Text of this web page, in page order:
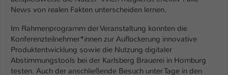
News von realen Fakten unterscheiden lernen.
Im Rahmenprogramm der Veranstaltung konnten die
Konferenzteilnehmer*innen zur Auflockerung innovative
Produktentwicklung sowie die Nutzung digitaler
Abstimmungstools bei der Karlsberg Brauerei in Homburg
testen. Auch der anschließende Besuch unter Tage in den